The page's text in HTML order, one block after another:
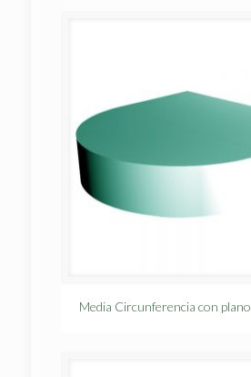
Media Circunferencia con plano